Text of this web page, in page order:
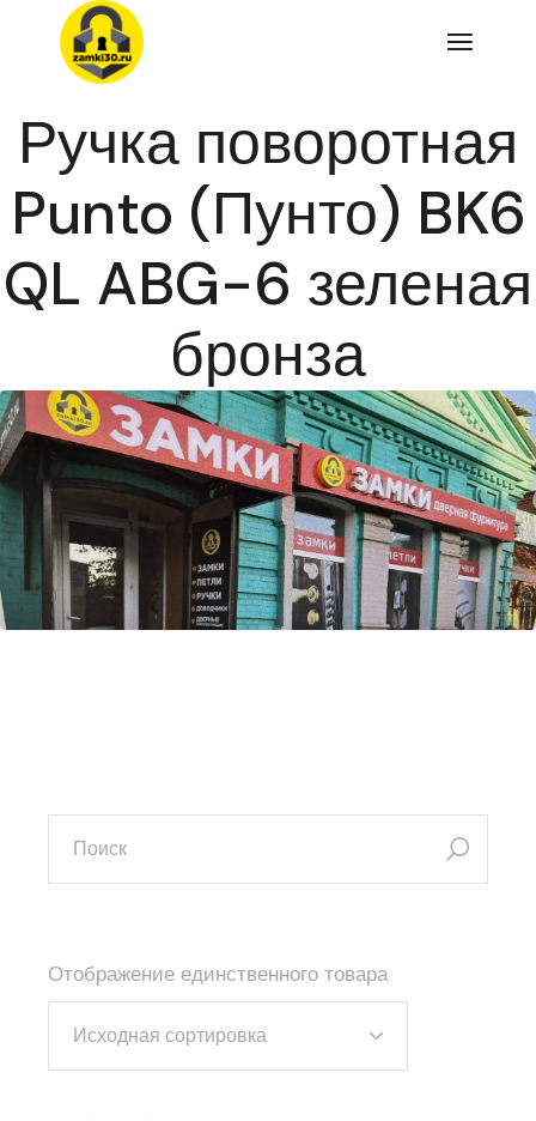
Перейти
содержимому
Ручка поворотная
Punto (Пунто) BK6
QL ABG-6 зеленая
бронза
искать:
Отображение единственного товара
Исходная сортировка